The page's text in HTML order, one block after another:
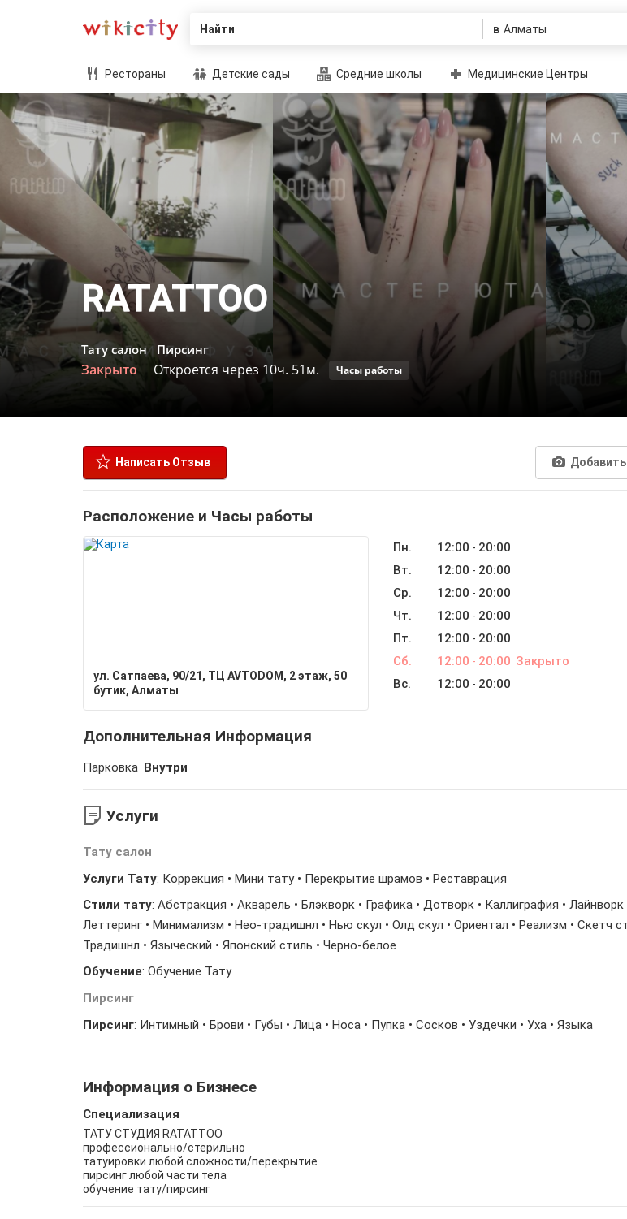
Найти в
Рестораны Детские сады Средние школы Медицинские Центры
RATATTOO
Тату салон Пирсинг
Закрыто Откроется через 10ч. 51м. Часы работы
Написать Отзыв
Расположение и Часы работы
ул. ​Сатпаева, 90/21, ​ТЦ AVTODOM, ​2 этаж, 50
бутик, Алматы
Пн. 12:00 - 20:00
Вт.
12:00 - 20:00
Ср.
12:00 - 20:00
Чт.
12:00 - 20:00
Пт.
12:00 - 20:00
Сб.
12:00 - 20:00 Закрыто
Вс.
12:00 - 20:00
Дополнительная Информация
Парковка Внутри
Услуги
Тату салон
Услуги Тату: Коррекция • Мини тату • Перекрытие шрамов • Реставрация
Стили тату: Абстракция • Акварель • Блэкворк • Графика • Дотворк • Каллиграфия • Лайнворк
Леттеринг • Минимализм • Нео-традишнл • Нью скул • Олд скул • Ориентал • Реализм • Скетч
Традишнл • Языческий • Японский стиль • Черно-белое
Обучение: Обучение Тату
Пирсинг
Пирсинг: Интимный • Брови • Губы • Лица • Носа • Пупка • Сосков • Уздечки • Уха • Языка
Информация о Бизнесе
Специализация
ТАТУ СТУДИЯ RATATTOO
профессионально/стерильно
татуировки любой сложности/перекрытие
пирсинг любой части тела
обучение тату/пирсинг